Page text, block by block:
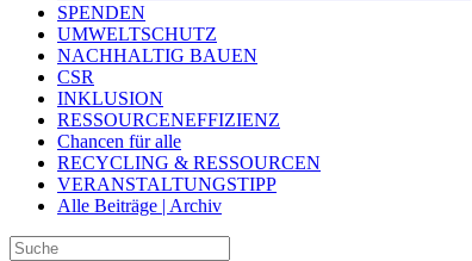
SPENDEN
UMWELTSCHUTZ
NACHHALTIG BAUEN
CSR
INKLUSION
RESSOURCENEFFIZIENZ
Chancen für alle
RECYCLING & RESSOURCEN
VERANSTALTUNGSTIPP
Alle Beiträge | Archiv